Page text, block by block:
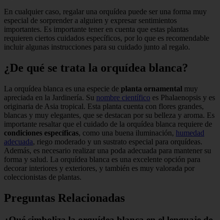
En cualquier caso, regalar una orquídea puede ser una forma muy
especial de sorprender a alguien y expresar sentimientos
importantes. Es importante tener en cuenta que estas plantas
requieren ciertos cuidados específicos, por lo que es recomendable
incluir algunas instrucciones para su cuidado junto al regalo.
¿De qué se trata la orquídea blanca?
La orquídea blanca es una especie de planta ornamental muy
apreciada en la Jardinería. Su nombre científico es Phalaenopsis y es
originaria de Asia tropical. Esta planta cuenta con flores grandes,
blancas y muy elegantes, que se destacan por su belleza y aroma. Es
importante resaltar que el cuidado de la orquídea blanca requiere de
condiciones específicas, como una buena iluminación, humedad
adecuada, riego moderado y un sustrato especial para orquídeas.
Además, es necesario realizar una poda adecuada para mantener su
forma y salud. La orquídea blanca es una excelente opción para
decorar interiores y exteriores, y también es muy valorada por
coleccionistas de plantas.
Preguntas Relacionadas